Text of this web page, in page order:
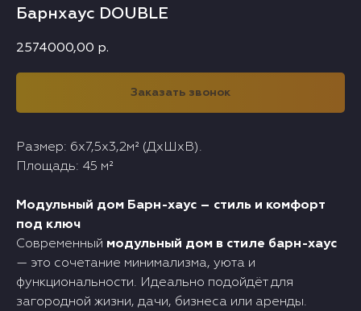
Барнхаус DOUBLE
2574000,00 р.
Заказать звонок
Размер: 6х7,5х3,2м² (ДхШхВ).
Площадь: 45 м²
Модульный дом Барн-хаус – стиль и комфорт
под ключ
Современный модульный дом в стиле барн-хаус
— это сочетание минимализма, уюта и
функциональности. Идеально подойдёт для
загородной жизни, дачи, бизнеса или аренды.